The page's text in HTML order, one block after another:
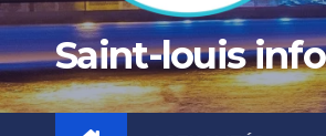
Saint-louis info